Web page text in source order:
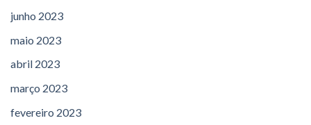
junho 2023
maio 2023
abril 2023
março 2023
fevereiro 2023